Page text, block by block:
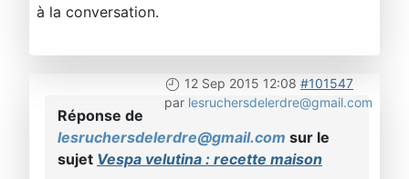
à la conversation.
12 Sep 2015 12:08 #101547
par lesruchersdelerdre@gmail.com
Réponse de
lesruchersdelerdre@gmail.com sur le
sujet Vespa velutina : recette maison